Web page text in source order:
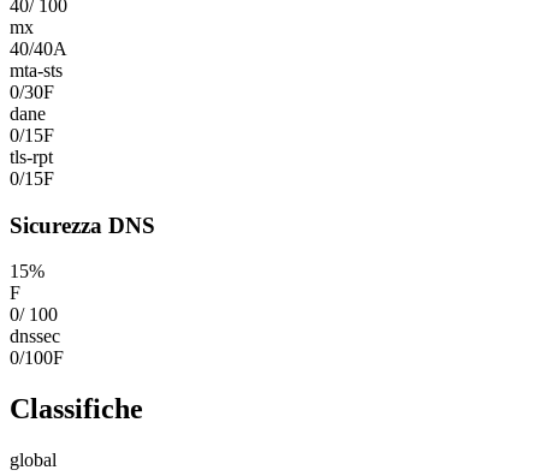
40/ 100
mx
40/40A
mta-sts
0/30F
dane
0/15F
tls-rpt
0/15F
Sicurezza DNS
15%
F
0/ 100
dnssec
0/100F
Classifiche
global